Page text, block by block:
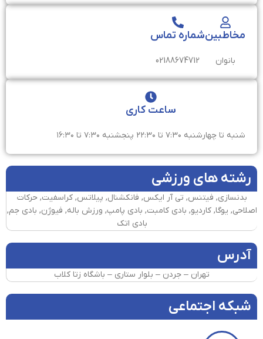
مخاطبین
بانوان
شماره تماس
02188674712
ساعت کاری
شنبه تا چهارشنبه ۷:۳۰ تا ۲۲:۳۰ پنجشنبه ۷:۳۰ تا ۱۶:۳۰
رشته های ورزشی
بدنسازی, فیتنس, تی آر ایکس, فانکشنال, پیلاتس, کراسفیت, حرکات
اصلاحی, یوگا, کاردیو, بادی کامبت, بادی پامپ, ورزش باله, فیوژن, بادی جم,
بادی اتک
آدرس
تهران – جردن – بلوار ستاری – باشگاه زتا کلاب
شبکه اجتماعی